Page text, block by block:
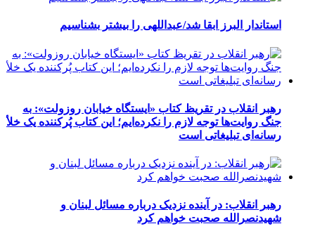
استاندار البرز ابقا شد/عبداللهی را بیشتر بشناسیم
رهبر انقلاب در تقریظ کتاب «ایستگاه خیابان روزولت»: به
جنگ روایت‌ها توجه لازم را نکرده‌ایم؛ این کتاب پُرکننده‌ یک خلأ
رسانه‌ای تبلیغاتی است
رهبر انقلاب: در آینده نزدیک درباره مسائل لبنان و
شهیدنصرالله صحبت خواهم کرد